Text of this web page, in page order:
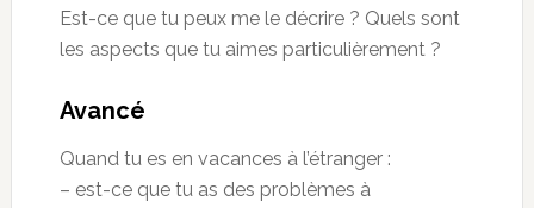
Est-ce que tu peux me le décrire ? Quels sont
les aspects que tu aimes particulièrement ?
Avancé
Quand tu es en vacances à l’étranger :
– est-ce que tu as des problèmes à